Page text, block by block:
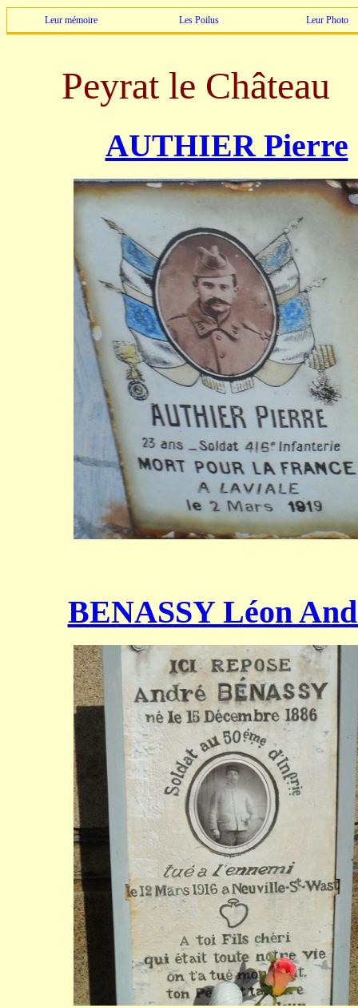
Leur mémoire Les Poilus Leur Photo
Peyrat le Château
AUTHIER Pierre
BENASSY Léon